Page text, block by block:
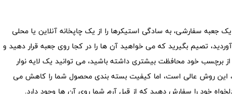
جعبه سفارشی، به سادگی استیکرها را از یک چاپخانه آنلاین یا محلی
تصیم بگیرید که می خواهید آن ها را در کجا روی جعبه قرار دهید و
خود محافظت بیشتری داشته باشید، می توانید یک لایه نوار
این روش عالی است، اما کیفیت بسته بندی محصول شما را کاهش می
خود را سفارش دهید که از قبل آرم شما روی آن‌ ها وجود دارد.